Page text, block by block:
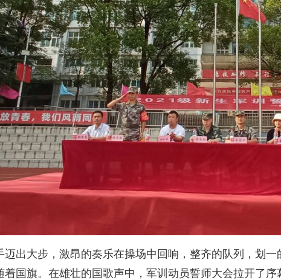
迈出大步，激昂的奏乐在操场中回响，整齐的队列，划
着国旗。在雄壮的国歌声中，军训动员誓师大会拉开了